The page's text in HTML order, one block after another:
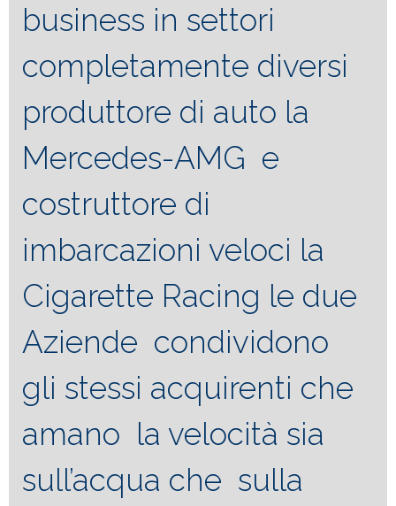
business in settori
completamente diversi
produttore di auto la
Mercedes-AMG e
costruttore di
imbarcazioni veloci la
Cigarette Racing le due
Aziende condividono
gli stessi acquirenti che
amano la velocità sia
sull’acqua che sulla